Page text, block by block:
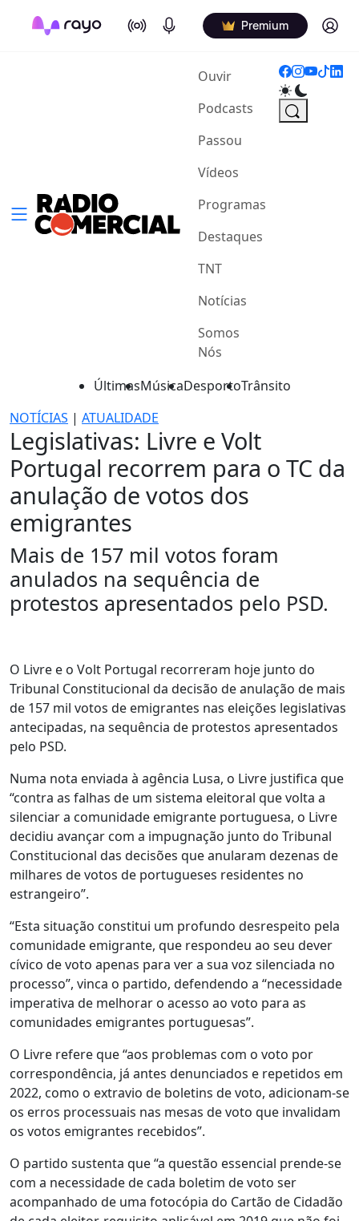
On Air Podcasts Premium Log in
Ouvir(current)
Podcasts
Passou
Vídeos
Programas
Destaques
TNT
Notícias
Somos
Nós
ÚltimasMúsicaDesportoTrânsito
NOTÍCIAS | ATUALIDADE
Legislativas: Livre e Volt
Portugal recorrem para o TC da
anulação de votos dos
emigrantes
Mais de 157 mil votos foram
anulados na sequência de
protestos apresentados pelo PSD.
O Livre e o Volt Portugal recorreram hoje junto do
Tribunal Constitucional da decisão de anulação de mais
de 157 mil votos de emigrantes nas eleições legislativas
antecipadas, na sequência de protestos apresentados
pelo PSD.
Numa nota enviada à agência Lusa, o Livre justifica que
“contra as falhas de um sistema eleitoral que volta a
silenciar a comunidade emigrante portuguesa, o Livre
decidiu avançar com a impugnação junto do Tribunal
Constitucional das decisões que anularam dezenas de
milhares de votos de portugueses residentes no
estrangeiro”.
“Esta situação constitui um profundo desrespeito pela
comunidade emigrante, que respondeu ao seu dever
cívico de voto apenas para ver a sua voz silenciada no
processo”, vinca o partido, defendendo a “necessidade
imperativa de melhorar o acesso ao voto para as
comunidades emigrantes portuguesas”.
O Livre refere que “aos problemas com o voto por
correspondência, já antes denunciados e repetidos em
2022, como o extravio de boletins de voto, adicionam-se
os erros processuais nas mesas de voto que invalidam
os votos emigrantes recebidos”.
O partido sustenta que “a questão essencial prende-se
com a necessidade de cada boletim de voto ser
acompanhado de uma fotocópia do Cartão de Cidadão